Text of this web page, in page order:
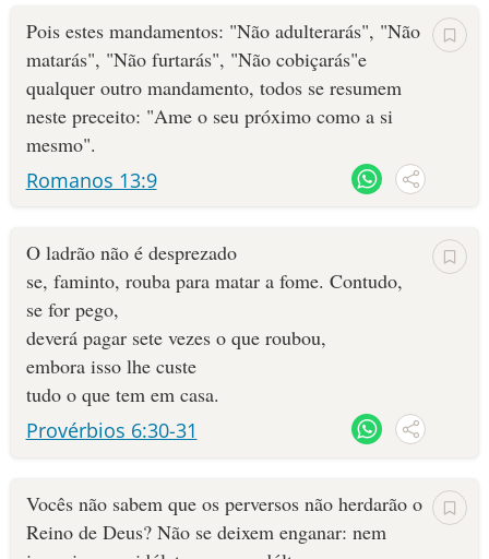
Pois estes mandamentos: "Não adulterarás", "Não
matarás", "Não furtarás", "Não cobiçarás"e
qualquer outro mandamento, todos se resumem
neste preceito: "Ame o seu próximo como a si
mesmo".
Romanos 13:9
O ladrão não é desprezado
se, faminto, rouba para matar a fome. Contudo,
se for pego,
deverá pagar sete vezes o que roubou,
embora isso lhe custe
tudo o que tem em casa.
Provérbios 6:30-31
Vocês não sabem que os perversos não herdarão o
Reino de Deus? Não se deixem enganar: nem